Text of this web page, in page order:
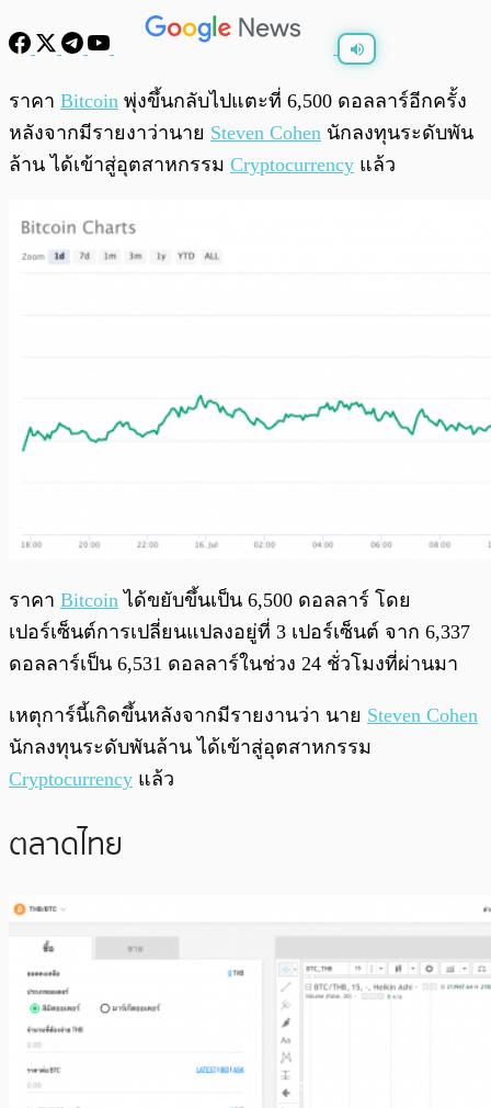
/0:00
ราคา Bitcoin พุ่งขึ้นกลับไปแตะที่ 6,500 ดอลลาร์อีกครั้ง
หลังจากมีรายงาว่านาย Steven Cohen นักลงทุนระดับพัน
ล้าน ได้เข้าสู่อุตสาหกรรม Cryptocurrency แล้ว
ราคา Bitcoin ได้ขยับขึ้นเป็น 6,500 ดอลลาร์ โดย
เปอร์เซ็นต์การเปลี่ยนแปลงอยู่ที่ 3 เปอร์เซ็นต์ จาก 6,337
ดอลลาร์เป็น 6,531 ดอลลาร์ในช่วง 24 ชั่วโมงที่ผ่านมา
เหตุการ์นี้เกิดขึ้นหลังจากมีรายงานว่า นาย Steven Cohen
นักลงทุนระดับพันล้าน ได้เข้าสู่อุตสาหกรรม
Cryptocurrency แล้ว
ตลาดไทย